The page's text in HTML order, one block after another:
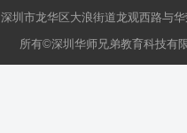
深圳市龙华区大浪街道龙观西路与
所有©深圳华师兄弟教育科技有